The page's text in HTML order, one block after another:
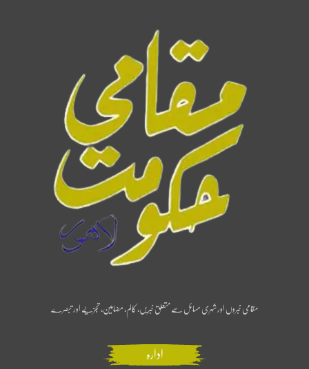
مقامی خبروں اور شہری مسائل سے متعلق خبریں، کالم، مضامین، تجزیے اور تبصرے
ادارہ